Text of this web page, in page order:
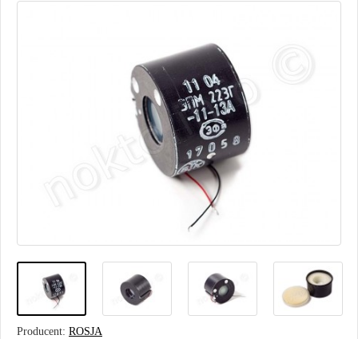
Producent: ROSJA